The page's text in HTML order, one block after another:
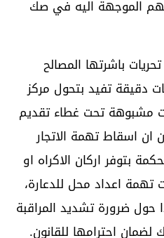
الموجهة اليه في صك
باشرتها المصالح
دقيقة تفيد بتحول مركز
مشبوهة تحت غطاء تقديم
اسقاط تهمة الاتجار
بتوفر اركان الاكراه او
تهمة اعداد محل للدعارة،
ضرورة تشديد المراقبة
لضمان احترامها للقانون.